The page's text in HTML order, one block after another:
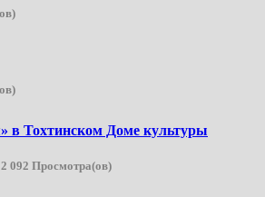
в Тохтинском Доме культуры
2 092 Просмотра(ов)